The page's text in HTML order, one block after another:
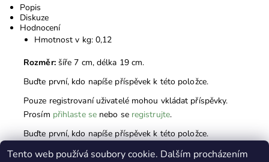
Popis
Diskuze
Hodnocení
Hmotnost v kg: 0,12
Rozměr: šíře 7 cm, délka 19 cm.
Buďte první, kdo napíše příspěvek k této položce.
Pouze registrovaní uživatelé mohou vkládat příspěvky.
Prosím přihlaste senebo se registrujte.
Buďte první, kdo napíše příspěvek k této položce.
Pouze registrovaní uživatelé mohou vkládat hodnocení.
Tento web používá soubory cookie. Dalším procházením